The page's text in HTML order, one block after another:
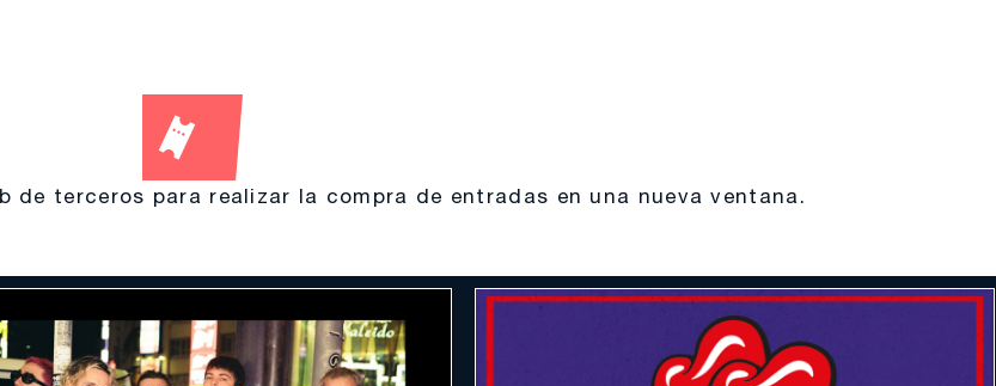
de terceros para realizar la compra de entradas en una nueva ventana.